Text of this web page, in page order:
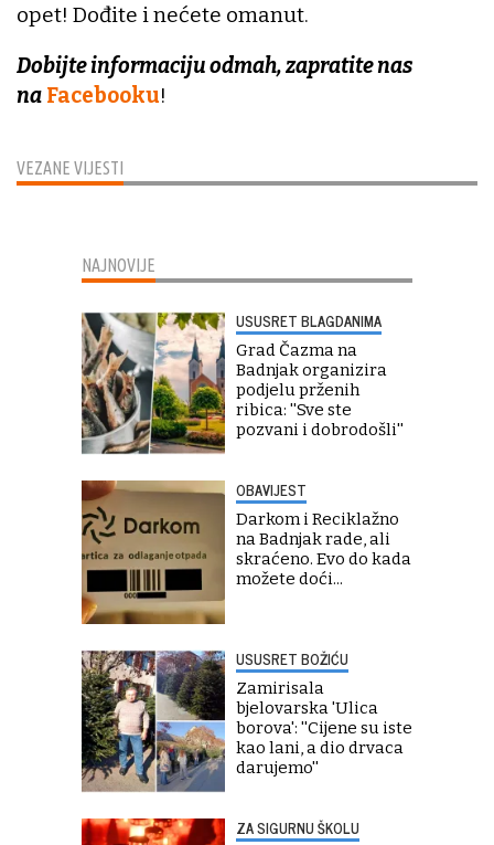
VEZANE VIJESTI
opet! Dođite i nećete omanut.
Dobijte informaciju odmah, zapratite nas
na Facebooku!
NAJNOVIJE
USUSRET BLAGDANIMA
Grad Čazma na
Badnjak organizira
podjelu prženih
ribica: ''Sve ste
pozvani i dobrodošli''
OBAVIJEST
Darkom i Reciklažno
na Badnjak rade, ali
skraćeno. Evo do kada
možete doći...
USUSRET BOŽIĆU
Zamirisala
bjelovarska 'Ulica
borova': ''Cijene su iste
kao lani, a dio drvaca
darujemo''
ZA SIGURNU ŠKOLU